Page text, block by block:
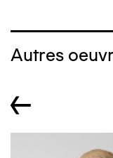
Autres
←